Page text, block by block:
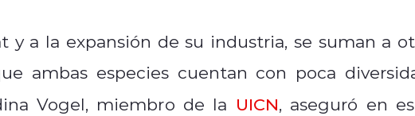
a la expansión de su industria, se suman a
ambas especies cuentan con poca
Vogel, miembro de la UICN, aseguró en